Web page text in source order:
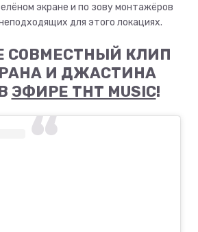
экране и по зову монтажёров
для этого локациях.
СОВМЕСТНЫЙ КЛИП
И ДЖАСТИНА
ЭФИРЕ ТНТ MUSIC!